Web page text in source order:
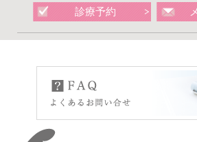
診療予約